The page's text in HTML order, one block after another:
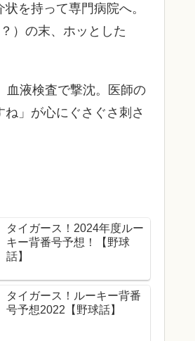
状を持って専門病院へ。
）の末、ホッとした
血液検査で撃沈。医師の
ね」が心にぐさぐさ刺さ
タイガース！2024年度ルー
キー背番号予想！【野球
話】
タイガース！ルーキー背番
号予想2022【野球話】